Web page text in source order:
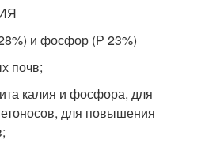
и фосфор (Р 23%)
почв;
калия и фосфора, для
для повышения